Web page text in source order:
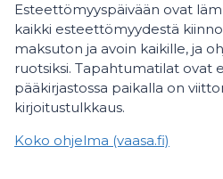
Esteettömyyspäivään ovat
kaikki esteettömyydestä
maksuton ja avoin kaikille, ja
ruotsiksi. Tapahtumatilat ovat
pääkirjastossa paikalla on
kirjoitustulkkaus.
Koko ohjelma (vaasa.fi)